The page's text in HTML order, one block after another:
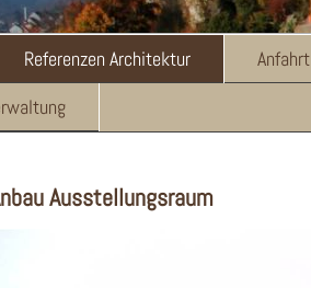
Referenzen Architektur Anfahrt
Ausstellungsraum